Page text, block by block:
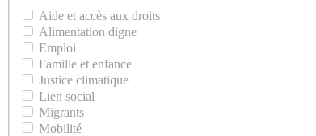
Aide et accès aux droits
Alimentation digne
Emploi
Famille et enfance
Justice climatique
Lien social
Migrants
Mobilité